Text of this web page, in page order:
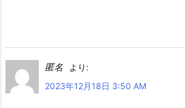
匿名
より:
2023年12月18日 3:50 AM